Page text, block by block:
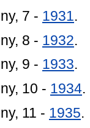
7 - 1931.
8 - 1932.
9 - 1933.
10 - 1934.
11 - 1935.